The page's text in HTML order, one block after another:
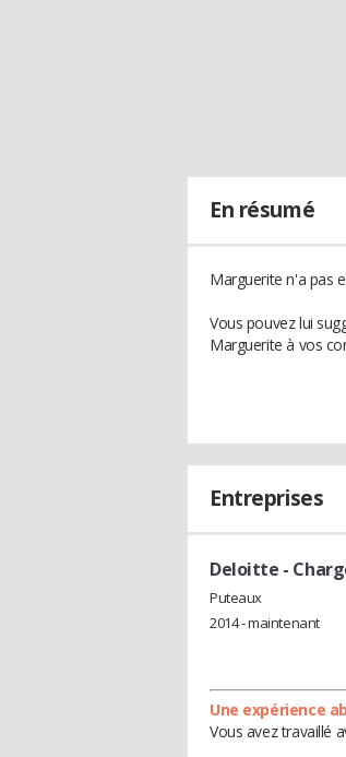
En résumé
Marguerite n'a pas
Vous pouvez lui
Marguerite à vos
Entreprises
Deloitte -
Puteaux
2014 - maintenant
Une expérience
Vous avez travaillé